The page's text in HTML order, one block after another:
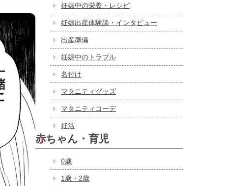
妊娠中の栄養・レシピ
妊娠出産体験談・インタビュー
出産準備
妊娠中のトラブル
名付け
マタニティグッズ
マタニティコーデ
妊活
赤ちゃん・育児
0歳
1歳・2歳